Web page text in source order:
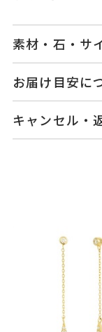
素材・石・サ
品番
素材
石
カテゴリー
お届け目安に
せ。
ご注文および
■お届け目安
例：金曜日17
発送いたします
■お届け目安
ご注文いた
キャンセル・
ージの購入履
ご注文状況
ンセルを承りま
メンバーシ
わせフォーム
返品・交換
以